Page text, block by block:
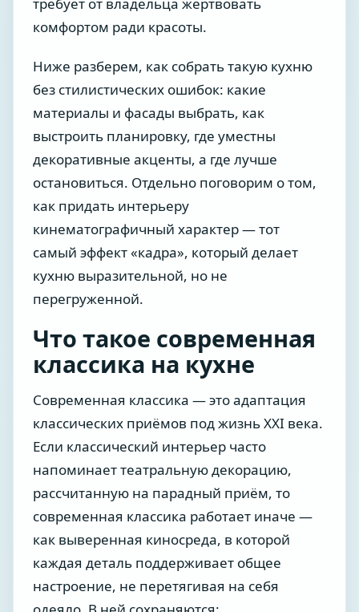
требует от владельца жертвовать
комфортом ради красоты.
Ниже разберем, как собрать такую кухню
без стилистических ошибок: какие
материалы и фасады выбрать, как
выстроить планировку, где уместны
декоративные акценты, а где лучше
остановиться. Отдельно поговорим о том,
как придать интерьеру
кинематографичный характер — тот
самый эффект «кадра», который делает
кухню выразительной, но не
перегруженной.
Что такое современная
классика на кухне
Современная классика — это адаптация
классических приёмов под жизнь XXI века.
Если классический интерьер часто
напоминает театральную декорацию,
рассчитанную на парадный приём, то
современная классика работает иначе —
как выверенная киносреда, в которой
каждая деталь поддерживает общее
настроение, не перетягивая на себя